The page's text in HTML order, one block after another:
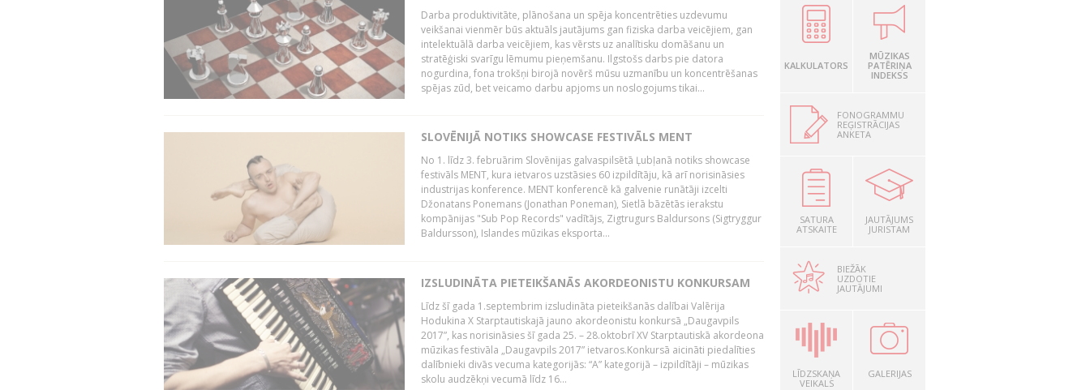
Darba produktivitāte, plānošana un spēja koncentrēties uzdevumu
veikšanai vienmēr būs aktuāls jautājums gan fiziska darba veicējiem, gan
intelektuālā darba veicējiem, kas vērsts uz analītisku domāšanu un
stratēģiski svarīgu lēmumu pieņemšanu. Ilgstošs darbs pie datora
nogurdina, fona trokšņi birojā novērš mūsu uzmanību un koncentrēšanas
spējas zūd, bet veicamo darbu apjoms un noslogojums tikai...
SLOVĒNIJĀ NOTIKS SHOWCASE FESTIVĀLS MENT
No 1. līdz 3. februārim Slovēnijas galvaspilsētā Ļubļanā notiks showcase
festivāls MENT, kura ietvaros uzstāsies 60 izpildītāju, kā arī norisināsies
industrijas konference. MENT konferencē kā galvenie runātāji izcelti
Džonatans Ponemans (Jonathan Poneman), Sietlā bāzētās ierakstu
kompānijas "Sub Pop Records" vadītājs, Zigtrugurs Baldursons (Sigtryggur
Baldursson), Islandes mūzikas eksporta...
IZSLUDINĀTA PIETEIKŠANĀS AKORDEONISTU KONKURSAM
Līdz šī gada 1.septembrim izsludināta pieteikšanās dalībai Valērija
Hodukina X Starptautiskajā jauno akordeonistu konkursā „Daugavpils
2017”, kas norisināsies šī gada 25. – 28.oktobrī XV Starptautiskā akordeona
mūzikas festivāla „Daugavpils 2017” ietvaros.Konkursā aicināti piedalīties
dalībnieki divās vecuma kategorijās: “A” kategorijā – izpildītāji – mūzikas
skolu audzēkņi vecumā līdz 16...
KALKULATORS
MŪZIKAS
PATĒRIŅA
INDEKSS
FONOGRAMMU
REĢISTRĀCIJAS
ANKETA
SATURA
ATSKAITE
JAUTĀJUMS
JURISTAM
BIEŽĀK
UZDOTIE
JAUTĀJUMI
LĪDZSKAŅA
VEIKALS
GALERIJAS